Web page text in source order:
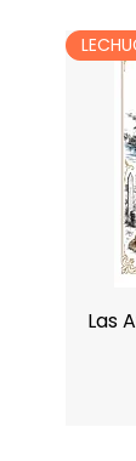
Las